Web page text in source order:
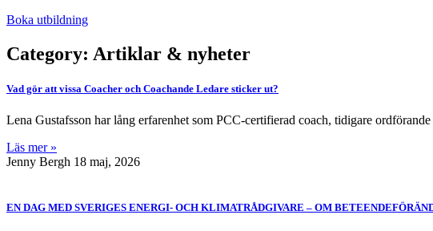
Boka utbildning
Category: Artiklar & nyheter
Vad gör att vissa Coacher och Coachande Ledare sticker ut?
Lena Gustafsson har lång erfarenhet som PCC-certifierad coach, tidigare
Läs mer »
Jenny Bergh 18 maj, 2026
EN DAG MED SVERIGES ENERGI- OCH KLIMATRÅDGIVARE – OM